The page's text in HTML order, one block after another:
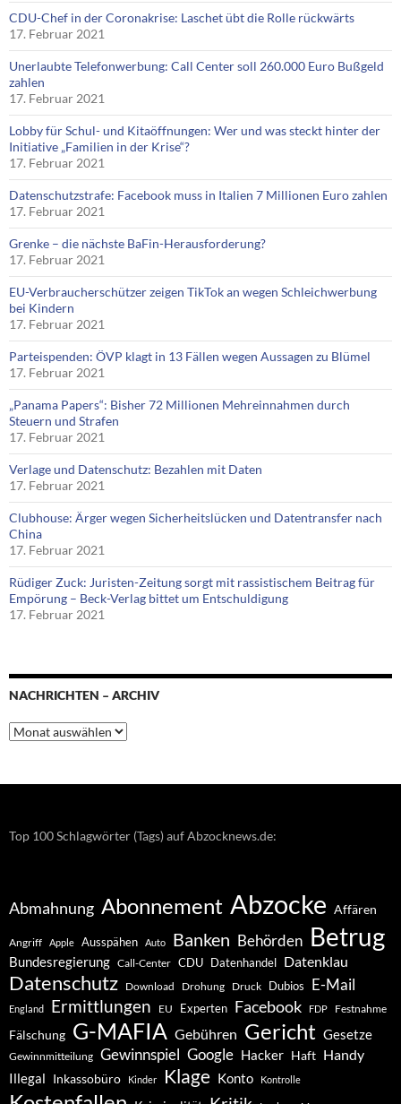
CDU-Chef in der Coronakrise: Laschet übt die Rolle rückwärts
17. Februar 2021
Unerlaubte Telefonwerbung: Call Center soll 260.000 Euro Bußgeld
zahlen
17. Februar 2021
Lobby für Schul- und Kitaöffnungen: Wer und was steckt hinter der
Initiative „Familien in der Krise“?
17. Februar 2021
Datenschutzstrafe: Facebook muss in Italien 7 Millionen Euro zahlen
17. Februar 2021
Grenke – die nächste BaFin-Herausforderung?
17. Februar 2021
EU-Verbraucherschützer zeigen TikTok an wegen Schleichwerbung
bei Kindern
17. Februar 2021
Parteispenden: ÖVP klagt in 13 Fällen wegen Aussagen zu Blümel
17. Februar 2021
„Panama Papers“: Bisher 72 Millionen Mehreinnahmen durch
Steuern und Strafen
17. Februar 2021
Verlage und Datenschutz: Bezahlen mit Daten
17. Februar 2021
Clubhouse: Ärger wegen Sicherheitslücken und Datentransfer nach
China
17. Februar 2021
Rüdiger Zuck: Juristen-Zeitung sorgt mit rassistischem Beitrag für
Empörung – Beck-Verlag bittet um Entschuldigung
17. Februar 2021
NACHRICHTEN – ARCHIV
Nachrichten
–
Top 100 Schlagwörter (Tags) auf Abzocknews.de:
Abmahnung Abonnement Abzocke Affären
Angriff Apple Ausspähen Auto Banken Behörden Betrug
Bundesregierung Call-Center CDU Datenhandel Datenklau
Datenschutz Download Drohung Druck Dubios E-Mail
England Ermittlungen EU Experten Facebook FDP Festnahme
Fälschung G-MAFIA Gebühren Gericht Gesetze
Gewinnmitteilung Gewinnspiel Google Hacker Haft Handy
Illegal Inkassobüro Kinder Klage Konto Kontrolle